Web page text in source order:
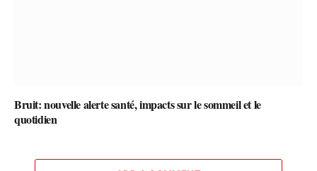
Bruit: nouvelle alerte santé, impacts sur le sommeil et le
quotidien